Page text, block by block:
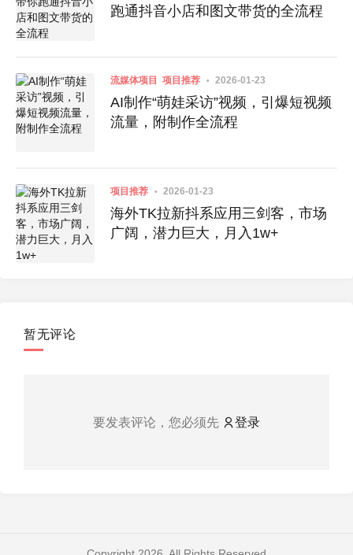
跑通抖音小店和图文带货的全流程
流媒体项目 项目推荐 2026-01-23
AI制作“萌娃采访”视频，引爆短视频
流量，附制作全流程
项目推荐 2026-01-23
海外TK拉新抖系应用三剑客，市场
广阔，潜力巨大，月入1w+
暂无评论
要发表评论，您必须先 登录